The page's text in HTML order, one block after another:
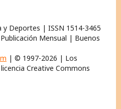
y Deportes | ISSN 1514-3465
Mensual | Buenos
| © 1997-2026 | Los
Creative Commons